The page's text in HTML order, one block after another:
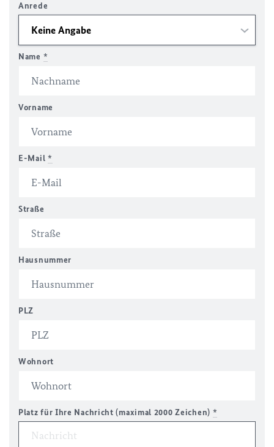
Anrede
Name *
Vorname
E-Mail *
Straße
Hausnummer
PLZ
Wohnort
Platz für Ihre Nachricht (maximal 2000 Zeichen) *